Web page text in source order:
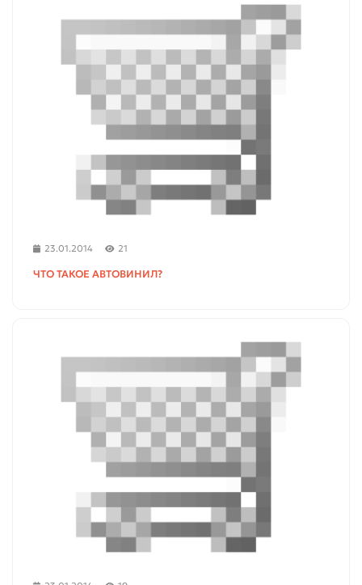
23.01.2014 21
ЧТО ТАКОЕ АВТОВИНИЛ?